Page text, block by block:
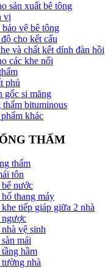
sản xuất bê tông
vị
vệ bê tông
cho kết cấu
và chất kết dính đàn hồi
các khe nối
phủ
gốc si măng
bituminous
khác
THẤM
thấm
tôn
nước
thang máy
tiếp giáp giữa 2 nhà
ngược
vệ sinh
mái
hầm
nhà